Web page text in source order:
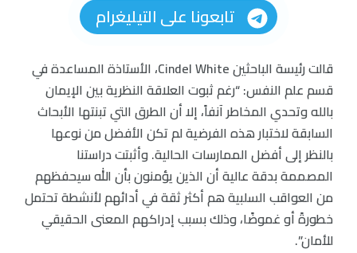
تابعونا على التيليغرام
قالت رئيسة الباحثين Cindel White، الأستاذة المساعدة في
قسم علم النفس: “رغم ثبوت العلاقة النظرية بين الإيمان
بالله وتحدي المخاطر آنفاً، إلا أن الطرق التي تبنتها الأبحاث
السابقة لاختبار هذه الفرضية لم تكن الأفضل من نوعها
بالنظر إلى أفضل الممارسات الحالية. وأثبتت دراستنا
المصممة بدقة عالية أن الذين يؤمنون بأن الله سيحفظهم
من العواقب السلبية هم أكثر ثقة في أدائهم لأنشطة تحتمل
خطورةً أو غموضًا، وذلك بسبب إدراكهم المعنى الحقيقي
للأمان”.